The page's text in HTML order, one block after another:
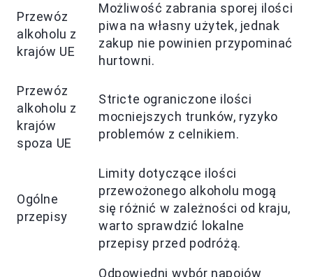
Przewóz
alkoholu z
krajów UE
Możliwość zabrania sporej ilości
piwa na własny użytek, jednak
zakup nie powinien przypominać
hurtowni.
Przewóz
alkoholu z
krajów
spoza UE
Stricte ograniczone ilości
mocniejszych trunków, ryzyko
problemów z celnikiem.
Ogólne
przepisy
Limity dotyczące ilości
przewożonego alkoholu mogą
się różnić w zależności od kraju,
warto sprawdzić lokalne
przepisy przed podróżą.
Odpowiedni wybór napojów